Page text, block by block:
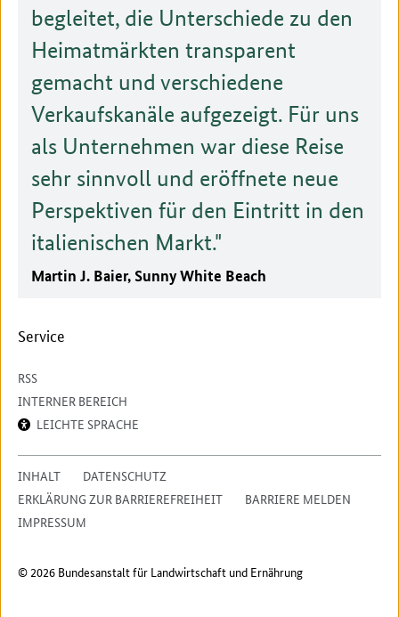
begleitet, die Unterschiede zu den
Heimatmärkten transparent
gemacht und verschiedene
Verkaufskanäle aufgezeigt. Für uns
als Unternehmen war diese Reise
sehr sinnvoll und eröffnete neue
Perspektiven für den Eintritt in den
italienischen Markt.
Martin J. Baier, Sunny White Beach
Service
RSS
INTERNER BEREICH
LEICHTE SPRACHE
INHALT
DATENSCHUTZ
ERKLÄRUNG ZUR BARRIEREFREIHEIT
BARRIERE MELDEN
IMPRESSUM
© 2026 Bundesanstalt für Landwirtschaft und Ernährung